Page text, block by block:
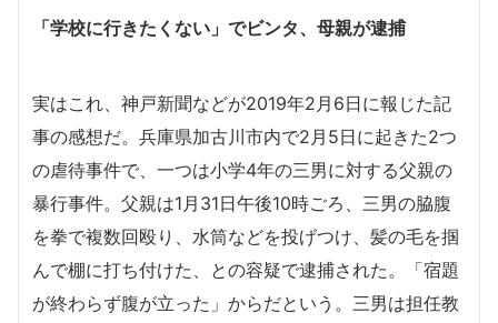
「学校に行きたくない」でビンタ、母親が逮捕
実はこれ、神戸新聞などが2019年2月6日に報じた記
事の感想だ。兵庫県加古川市内で2月5日に起きた2つ
の虐待事件で、一つは小学4年の三男に対する父親の
暴行事件。父親は1月31日午後10時ごろ、三男の脇腹
を拳で複数回殴り、水筒などを投げつけ、髪の毛を掴
んで棚に打ち付けた、との容疑で逮捕された。「宿題
が終わらず腹が立った」からだという。三男は担任教